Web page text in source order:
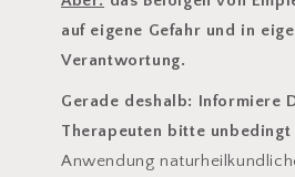
auf eigene Gefahr und in
Verantwortung.
Gerade deshalb: Informiere
Therapeuten bitte unbedingt
Anwendung